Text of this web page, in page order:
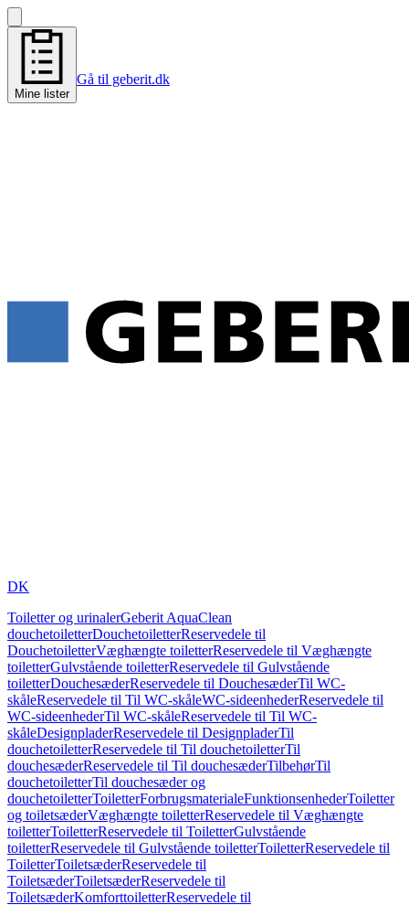
Mine lister
Gå til geberit.dk
DK
Toiletter og urinalerGeberit AquaClean
douchetoiletterDouchetoiletterReservedele til
DouchetoiletterVæghængte toiletterReservedele til Væghængte
toiletterGulvstående toiletterReservedele til Gulvstående
toiletterDouchesæderReservedele til DouchesæderTil WC-
skåleReservedele til Til WC-skåleWC-sideenhederReservedele til
WC-sideenhederTil WC-skåleReservedele til Til WC-
skåleDesignpladerReservedele til DesignpladerTil
douchetoiletterReservedele til Til douchetoiletterTil
douchesæderReservedele til Til douchesæderTilbehørTil
douchetoiletterTil douchesæder og
douchetoiletterToiletterForbrugsmaterialeFunktionsenhederToiletter
og toiletsæderVæghængte toiletterReservedele til Væghængte
toiletterToiletterReservedele til ToiletterGulvstående
toiletterReservedele til Gulvstående toiletterToiletterReservedele til
ToiletterToiletsæderReservedele til
ToiletsæderToiletsæderReservedele til
ToiletsæderKomforttoiletterReservedele til